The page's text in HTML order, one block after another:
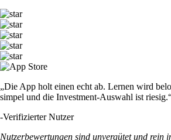
„Die App holt einen echt ab. Lernen wird
simpel und die Investment-Auswahl ist
-Verifizierter Nutzer
Nutzerbewertungen sind unvergütet und rein